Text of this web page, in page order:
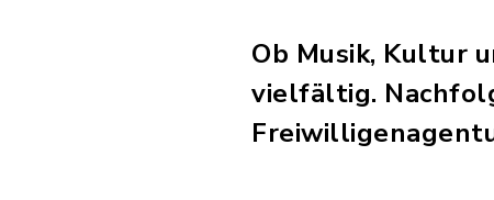
Ob Musik, Kultur
vielfältig.